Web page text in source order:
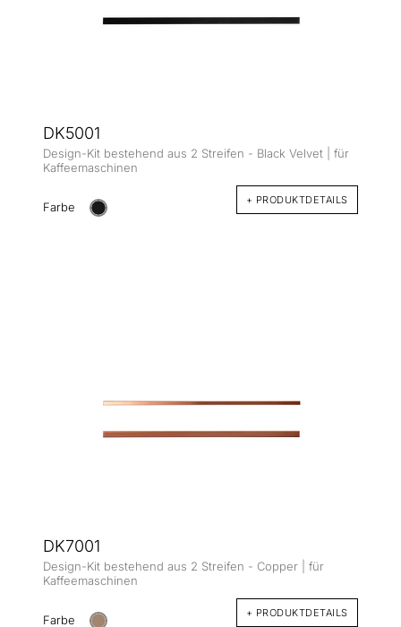
DK5001
Design-Kit bestehend aus 2 Streifen - Black Velvet | für
Kaffeemaschinen
Farbe + PRODUKTDETAILS
DK7001
Design-Kit bestehend aus 2 Streifen - Copper | für
Kaffeemaschinen
Farbe + PRODUKTDETAILS